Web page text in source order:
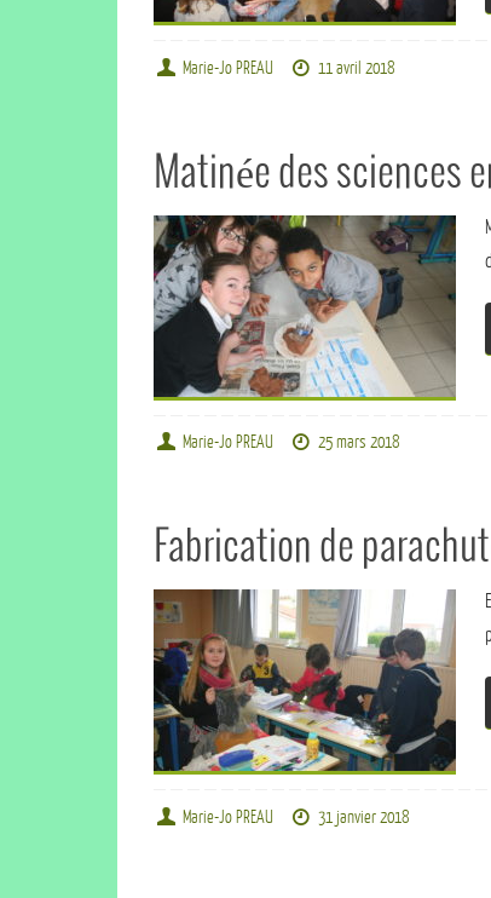
Marie-Jo PREAU 11 avril 2018
Matinée des sciences
Marie-Jo PREAU 25 mars 2018
Fabrication de
Marie-Jo PREAU 31 janvier 2018